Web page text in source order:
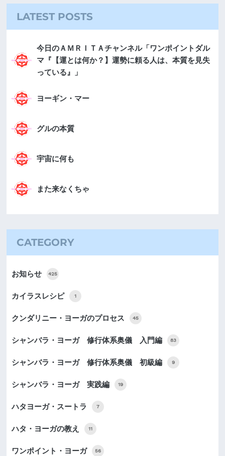
LATEST POSTS
今日のＡＭＲＩＴＡチャンネル「ワンポイントダル
マ『【運とは何か？】運勢に頼る人は、本質を見失
っている』」
ヨーギン・マー
グルの本質
宇宙に何も
また来なくちゃ
CATEGORY
お知らせ 425
カイラスレシピ 1
クンダリニー・ヨーガのプロセス 45
シャンバラ・ヨーガ 修行体系奥儀 入門編 83
シャンバラ・ヨーガ 修行体系奥儀 初級編 9
シャンバラ・ヨーガ 実践編 19
ハタヨーガ・スートラ 7
ハタ・ヨーガの教え 11
ワンポイント・ヨーガ 56